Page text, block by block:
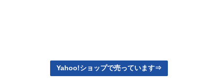
Yahoo!ショップで売っています⇒